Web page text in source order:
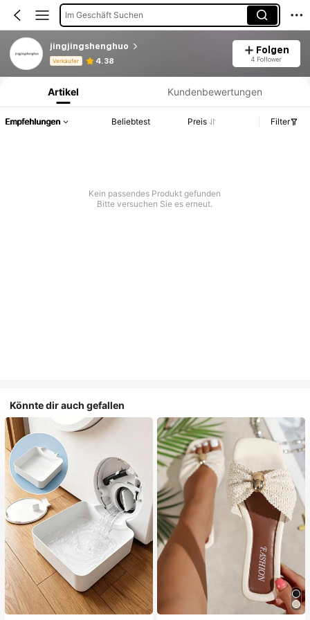
Im Geschäft Suchen
jingjingshenghuo
Verkäufer 4.38
Folgen
4 Follower
Produktinformation: Preisangabe, Verkaufs- und Lagerbestandsdetails.
Artikel Kundenbewertungen
Empfehlungen Beliebtest Preis Filter
Kein passendes Produkt gefunden
Bitte versuchen Sie es erneut.
Könnte dir auch gefallen